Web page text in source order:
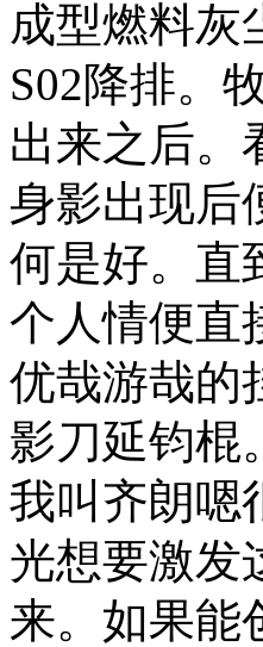
成型燃料灰
S02降排。
出来之后。
身影出现后
何是好。直
个人情便直
优哉游哉的
影刀延钧棍
我叫齐朗嗯
光想要激发
来。如果能